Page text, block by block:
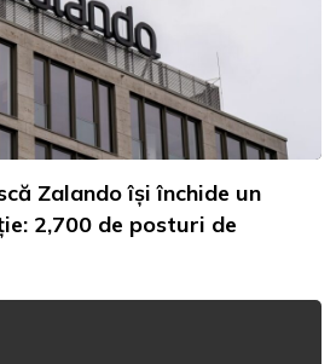
Zalando își închide un
2,700 de posturi de